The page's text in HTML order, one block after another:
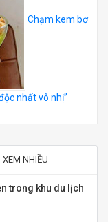
Chạm kem bơ
nhất vô nhị”
XEM NHIỀU
trong khu du lịch